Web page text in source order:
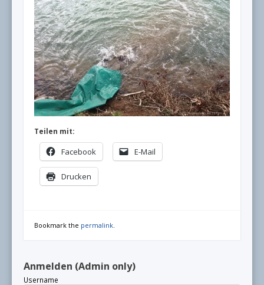
Teilen mit:
Facebook E-Mail
Drucken
Bookmark the permalink
Anmelden (Admin only)
Username